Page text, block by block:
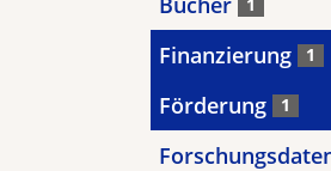
1
Finanzierung 1
Förderung 1